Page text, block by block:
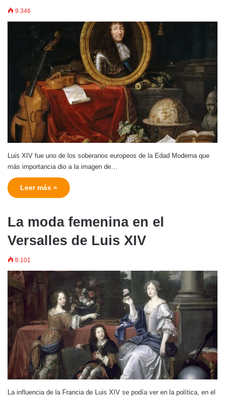
9.346
Luis XIV fue uno de los soberanos europeos de la Edad Moderna que
más importancia dio a la imagen de…
Leer más »
La moda femenina en el
Versalles de Luis XIV
8.101
La influencia de la Francia de Luis XIV se podía ver en la política, en el